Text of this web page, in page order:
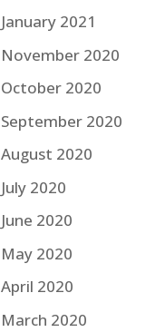
January 2021
November 2020
October 2020
September 2020
August 2020
July 2020
June 2020
May 2020
April 2020
March 2020